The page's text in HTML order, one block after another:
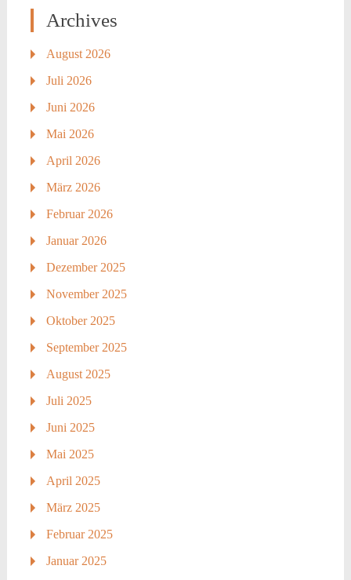
Archives
August 2026
Juli 2026
Juni 2026
Mai 2026
April 2026
März 2026
Februar 2026
Januar 2026
Dezember 2025
November 2025
Oktober 2025
September 2025
August 2025
Juli 2025
Juni 2025
Mai 2025
April 2025
März 2025
Februar 2025
Januar 2025